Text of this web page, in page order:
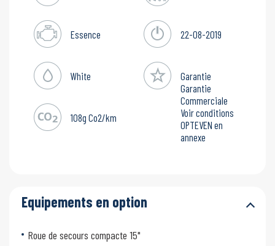
Essence 22-08-2019
White
Garantie
Garantie
Commerciale
Voir conditions
OPTEVEN en
annexe
108g Co2/km
Equipements en option
Roue de secours compacte 15"